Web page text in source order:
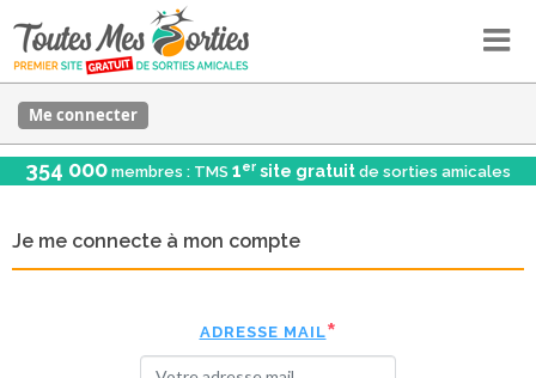
Me connecter
354 000 membres : TMS 1er site gratuit de sorties amicales
Je me connecte à mon compte
ADRESSE MAIL